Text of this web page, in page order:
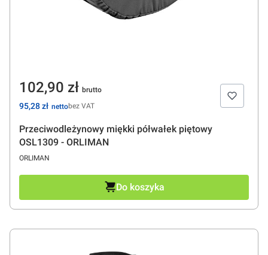
Przeciwodleżynowy miękki półwałek piętowy
OSL1309 - ORLIMAN
PRODUCENT
ORLIMAN
Cena
102,90 zł
Cena
95,28 zł bez VAT
Do koszyka